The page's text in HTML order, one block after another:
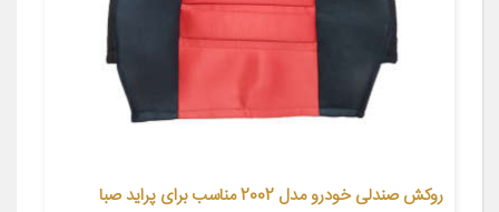
روکش صندلی خودرو مدل 2002 مناسب برای پراید صبا